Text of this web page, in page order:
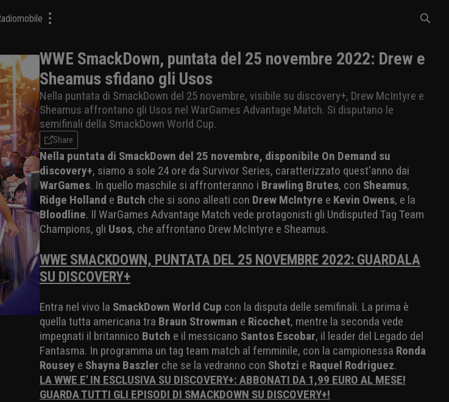
WWE SmackDown, puntata del 25 novembre 2022: Drew e
Sheamus sfidano gli Usos
Nella puntata di SmackDown del 25 novembre, visibile su discovery+, Drew McIntyre e
Sheamus affrontano gli Usos nel WarGames Advantage Match. Si disputano le
semifinali della SmackDown World Cup.
Share
Nella puntata di SmackDown del 25 novembre, disponibile On Demand su
discovery+, siamo a sole 24 ore da Survivor Series, caratterizzato quest'anno dai
WarGames. In quello maschile si affronteranno i Brawling Brutes, con Sheamus,
Ridge Holland e Butch che si sono alleati con Drew McIntyre e Kevin Owens, e la
Bloodline. Il WarGames Advantage Match vede protagonisti gli Undisputed Tag Team
Champions, gli Usos, che affrontano Drew McIntyre e Sheamus.
WWE SMACKDOWN, PUNTATA DEL 25 NOVEMBRE 2022: GUARDALA
SU DISCOVERY+
Entra nel vivo la SmackDown World Cup con la disputa delle semifinali. La prima è
quella tutta americana tra Braun Strowman e Ricochet, mentre la seconda vede
impegnati il britannico Butch e il messicano Santos Escobar, il leader del Legado del
Fantasma. In programma un tag team match al femminile, con la campionessa Ronda
Rousey e Shayna Baszler che se la vedranno con Shotzi e Raquel Rodriguez.
LA WWE E' IN ESCLUSIVA SU DISCOVERY+: ABBONATI DA 1,99 EURO AL MESE!
GUARDA TUTTI GLI EPISODI DI SMACKDOWN SU DISCOVERY+!